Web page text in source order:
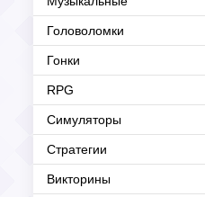
Головоломки
Гонки
RPG
Симуляторы
Стратегии
Викторины